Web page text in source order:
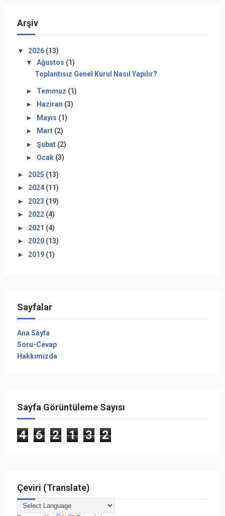
Arşiv
▼ 2026 (13)
▼ Ağustos (1)
Toplantısız Genel Kurul Nasıl Yapılır?
► Temmuz (1)
►
Haziran (3)
► Mayıs (1)
►
Mart (2)
► Şubat (2)
► Ocak (3)
► 2025 (13)
► 2024 (11)
► 2023 (19)
► 2022 (4)
► 2021 (4)
► 2020 (13)
► 2019 (1)
Sayfalar
Ana Sayfa
Soru-Cevap
Hakkımızda
Sayfa Görüntüleme Sayısı
4 6 2 1 3 2
Çeviri (Translate)